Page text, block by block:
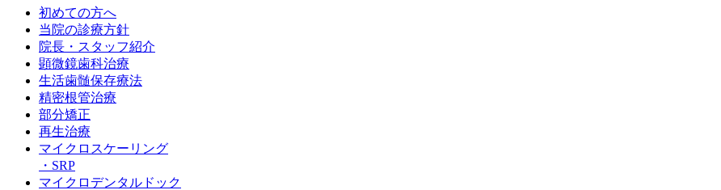
初めての方へ
当院の診療方針
院長・スタッフ紹介
顕微鏡歯科治療
生活歯髄保存療法
精密根管治療
部分矯正
再生治療
マイクロスケーリング
・SRP
マイクロデンタルドック